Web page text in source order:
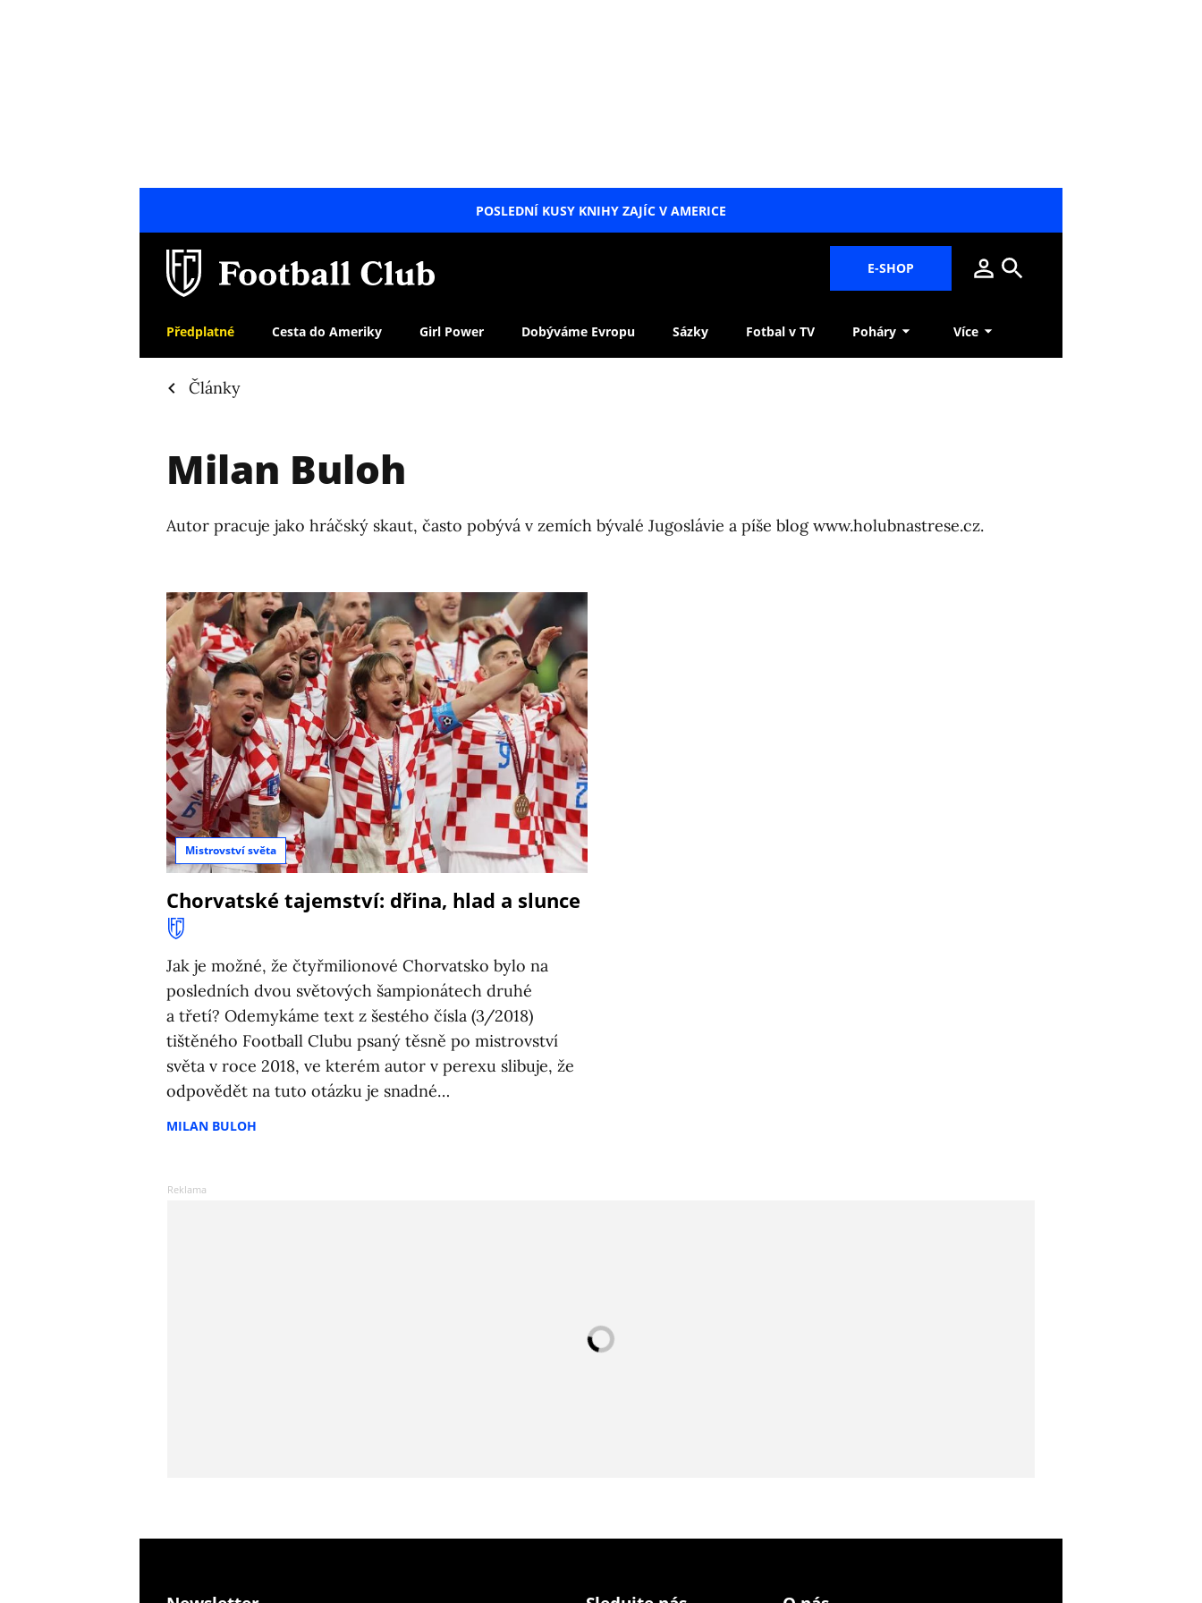
POSLEDNÍ KUSY KNIHY ZAJÍC V AMERICE
E-SHOP
Předplatné Cesta do Ameriky Girl Power Dobýváme Evropu Sázky Fotbal v TV Poháry Více
Články
Milan Buloh
Autor pracuje jako hráčský skaut, často pobývá v zemích bývalé Jugoslávie a píše blog www.holubnastrese.cz.
Mistrovství světa
Chorvatské tajemství: dřina, hlad a slunce
Jak je možné, že čtyřmilionové Chorvatsko bylo na
posledních dvou světových šampionátech druhé
a třetí? Odemykáme text z šestého čísla (3/2018)
tištěného Football Clubu psaný těsně po mistrovství
světa v roce 2018, ve kterém autor v perexu slibuje, že
odpovědět na tuto otázku je snadné…
MILAN BULOH